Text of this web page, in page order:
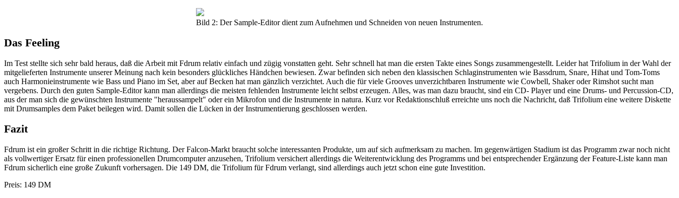
Bild 2: Der Sample-Editor dient zum Aufnehmen und Schneiden von neuen Instrumenten.
Das Feeling
Im Test stellte sich sehr bald heraus, daß die Arbeit mit Fdrum relativ einfach und zügig vonstatten geht. Sehr schnell hat man die ersten Takte eines Songs zusammengestellt. Leider hat Trifolium in der Wahl der
mitgelieferten Instrumente unserer Meinung nach kein besonders glückliches Händchen bewiesen. Zwar befinden sich neben den klassischen Schlaginstrumenten wie Bassdrum, Snare, Hihat und Tom-Toms
auch Harmonieinstrumente wie Bass und Piano im Set, aber auf Becken hat man gänzlich verzichtet. Auch die für viele Grooves unverzichtbaren Instrumente wie Cowbell, Shaker oder Rimshot sucht man
vergebens. Durch den guten Sample-Editor kann man allerdings die meisten fehlenden Instrumente leicht selbst erzeugen. Alles, was man dazu braucht, sind ein CD- Player und eine Drums- und Percussion-CD,
aus der man sich die gewünschten Instrumente "heraussampelt" oder ein Mikrofon und die Instrumente in natura. Kurz vor Redaktionschluß erreichte uns noch die Nachricht, daß Trifolium eine weitere Diskette
mit Drumsamples dem Paket beilegen wird. Damit sollen die Lücken in der Instrumentierung geschlossen werden.
Fazit
Fdrum ist ein großer Schritt in die richtige Richtung. Der Falcon-Markt braucht solche interessanten Produkte, um auf sich aufmerksam zu machen. Im gegenwärtigen Stadium ist das Programm zwar noch nicht
als vollwertiger Ersatz für einen professionellen Drumcomputer anzusehen, Trifolium versichert allerdings die Weiterentwicklung des Programms und bei entsprechender Ergänzung der Feature-Liste kann man
Fdrum sicherlich eine große Zukunft vorhersagen. Die 149 DM, die Trifolium für Fdrum verlangt, sind allerdings auch jetzt schon eine gute Investition.
Preis: 149 DM